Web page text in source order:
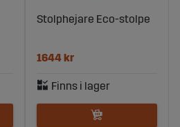
Stolphejare Eco-stolpe
1644 kr